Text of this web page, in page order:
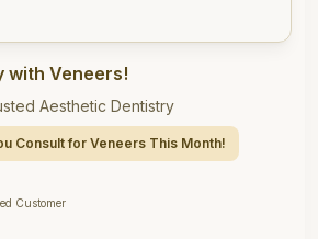
with Veneers!
Aesthetic Dentistry
Consult for Veneers This Month!
Customer